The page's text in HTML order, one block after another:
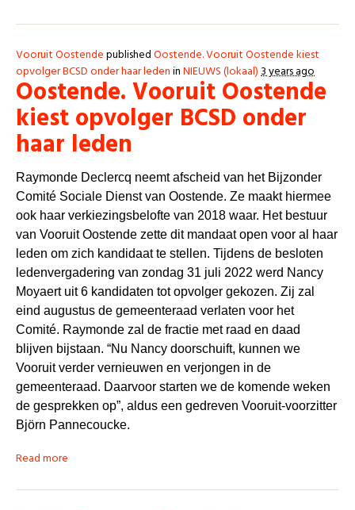
Vooruit OostendepublishedOostende. Vooruit Oostende kiest
opvolger BCSD onder haar ledeninNIEUWS (lokaal)3 years ago
Oostende. Vooruit Oostende
kiest opvolger BCSD onder
haar leden
Raymonde Declercq neemt afscheid van het Bijzonder
Comité Sociale Dienst van Oostende. Ze maakt hiermee
ook haar verkiezingsbelofte van 2018 waar. Het bestuur
van Vooruit Oostende zette dit mandaat open voor al haar
leden om zich kandidaat te stellen. Tijdens de besloten
ledenvergadering van zondag 31 juli 2022 werd Nancy
Moyaert uit 6 kandidaten tot opvolger gekozen. Zij zal
eind augustus de gemeenteraad verlaten voor het
Comité. Raymonde zal de fractie met raad en daad
blijven bijstaan. “Nu Nancy doorschuift, kunnen we
Vooruit verder vernieuwen en verjongen in de
gemeenteraad. Daarvoor starten we de komende weken
de gesprekken op”, aldus een gedreven Vooruit-voorzitter
Björn Pannecoucke.
Read more